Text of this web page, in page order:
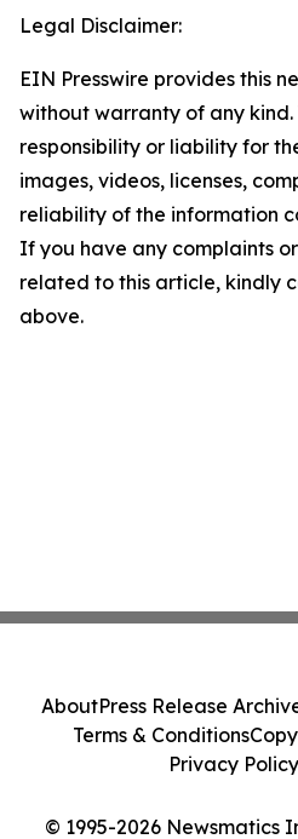
Legal Disclaimer:
EIN Presswire provides this
without warranty of any
responsibility or liability for
images, videos, licenses,
reliability of the information
If you have any complaints
related to this article, kindly
above.
© 1995-2026 Newsmatics
AboutPress Release
Terms & Conditions
Privacy Policy